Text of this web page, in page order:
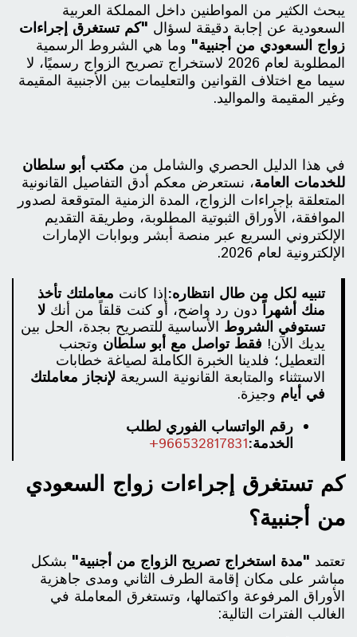
يبحث الكثير من المواطنين داخل المملكة العربية
السعودية عن إجابة دقيقة لسؤال "كم تستغرق إجراءات
زواج السعودي من أجنبية" وما هي الشروط الرسمية
المطلوبة لعام 2026 لاستخراج تصريح الزواج رسميًا، لا
سيما مع اختلاف القوانين والتعليمات بين الأجنبية المقيمة
وغير المقيمة والمواليد.
في هذا الدليل الحصري والشامل من مكتب أبو سلطان
للخدمات العامة، نستعرض معكم أدق التفاصيل القانونية
المتعلقة بإجراءات الزواج، المدة الزمنية المتوقعة لصدور
الموافقة، الأوراق الثبوتية المطلوبة، وطريقة التقديم
الإلكتروني السريع عبر منصة أبشر وبوابات الإمارات
الإلكترونية لعام 2026.
تنبيه لكل من طال انتظاره:إذا كانت معاملتك تأخذ
منك أشهراً دون رد واضح، أو كنت قلقاً من أنك لا
تستوفي الشروط الأساسية للتصريح بجدة، الحل بين
يديك الآن! فقط تواصل مع أبو سلطان وتجنب
التعطيل؛ فلدينا الخبرة الكاملة لصياغة خطابات
الاستثناء والمتابعة القانونية السريعة لإنجاز معاملتك
في أيام وجيزة.
رقم الواتساب الفوري لطلب
الخدمة:966532817831+
كم تستغرق إجراءات زواج السعودي
من أجنبية؟
تعتمد "مدة استخراج تصريح الزواج من أجنبية" بشكل
مباشر على مكان إقامة الطرف الثاني ومدى جاهزية
الأوراق المرفوعة واكتمالها، وتستغرق المعاملة في
الغالب الفترات التالية: